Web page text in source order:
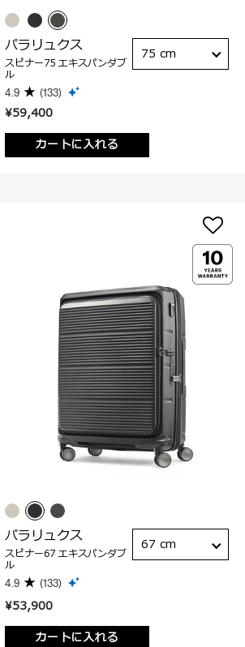
¥59,400
カートに入れる
パラリュクス
スピナー75 エキスパンダブ
ル
4.9 (133)
75 cm
¥53,900
カートに入れる
パラリュクス
スピナー67 エキスパンダブ
ル
4.9 (133)
67 cm